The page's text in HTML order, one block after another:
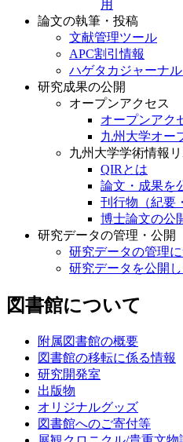
用
論文の執筆・投稿
文献管理ツール
APC割引情報
ハゲタカジャーナル
研究成果の公開
オープンアクセス
オープンアク
九州大学オー
九州大学学術情報
QIRとは
論文・成果を
刊行物（紀要
博士論文の公
研究データの管理・公開
研究データの管理
研究データを公開
図書館について
附属図書館の概要
図書館の移転に係る情報
研究開発室
出版物
オリジナルグッズ
図書館へのご寄付等